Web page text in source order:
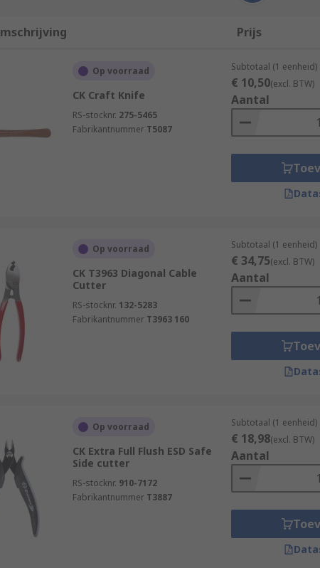
Prijs
Op voorraad
CK Craft Knife
RS-stocknr. 275-5465
Fabrikantnummer T5087
Subtotaal (1 eenheid)
€ 10,50(excl. BTW)
Aantal
Op voorraad
CK T3963 Diagonal Cable
Cutter
RS-stocknr. 132-5283
Fabrikantnummer T3963 160
Subtotaal (1 eenheid)
€ 34,75(excl. BTW)
Aantal
Op voorraad
CK Extra Full Flush ESD Safe
Side cutter
RS-stocknr. 910-7172
Fabrikantnummer T3887
Subtotaal (1 eenheid)
€ 18,98(excl. BTW)
Aantal